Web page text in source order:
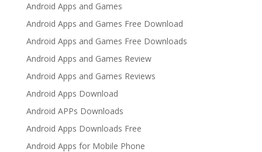
Android Apps and Games
Android Apps and Games Free Download
Android Apps and Games Free Downloads
Android Apps and Games Review
Android Apps and Games Reviews
Android Apps Download
Android APPs Downloads
Android Apps Downloads Free
Android Apps for Mobile Phone